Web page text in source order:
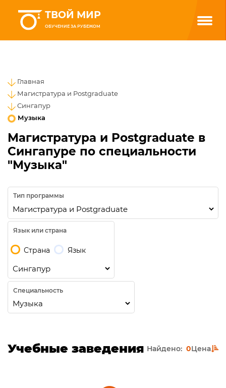
ТВОЙ МИР
ОБУЧЕНИЕ ЗА РУБЕЖОМ
Главная
Магистратура и Postgraduate
Сингапур
Музыка
Магистратура и Postgraduate в
Сингапуре по специальности
"Музыка"
Тип программы
Язык или страна
Страна Язык
Специальность
Учебные заведения Найдено: 0Цена